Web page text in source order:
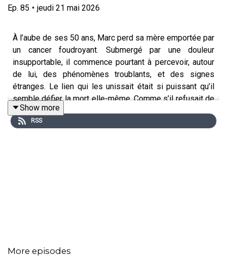
Ep. 85 • jeudi 21 mai 2026
À l’aube de ses 50 ans, Marc perd sa mère emportée par
un cancer foudroyant. Submergé par une douleur
insupportable, il commence pourtant à percevoir, autour
de lui, des phénomènes troublants, et des signes
étranges. Le lien qui les unissait était si puissant qu’il
semble défier la mort elle-même. Comme s’il refusait de
s’éteindre. Alors, peu à peu, un autre monde s’ouvre à
Marc.
https://www.instagram.com/lasocietedeminuit/
Show more
RSS
More episodes